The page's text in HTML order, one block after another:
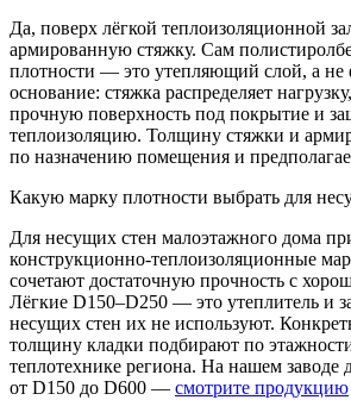
Да, поверх лёгкой теплоизоляционной
армированную стяжку. Сам
плотности — это утепляющий слой, а
основание: стяжка распределяет
прочную поверхность под покрытие и
теплоизоляцию. Толщину стяжки и
по назначению помещения и
Какую марку плотности выбрать для
Для несущих стен малоэтажного дома
конструкционно-теплоизоляционные
сочетают достаточную прочность с
Лёгкие D150–D250 — это утеплитель и
несущих стен их не используют.
толщину кладки подбирают по
теплотехнике региона. На нашем заводе
от D150 до D600 — смотрите продукцию